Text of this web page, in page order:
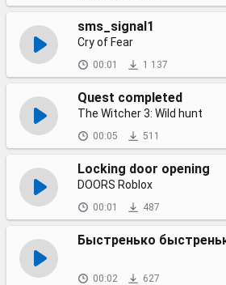
sms_signal1
Cry of Fear
00:01 1 137
Quest completed
The Witcher 3: Wild hunt
00:05 511
Locking door opening
DOORS Roblox
00:01 487
00:02 627